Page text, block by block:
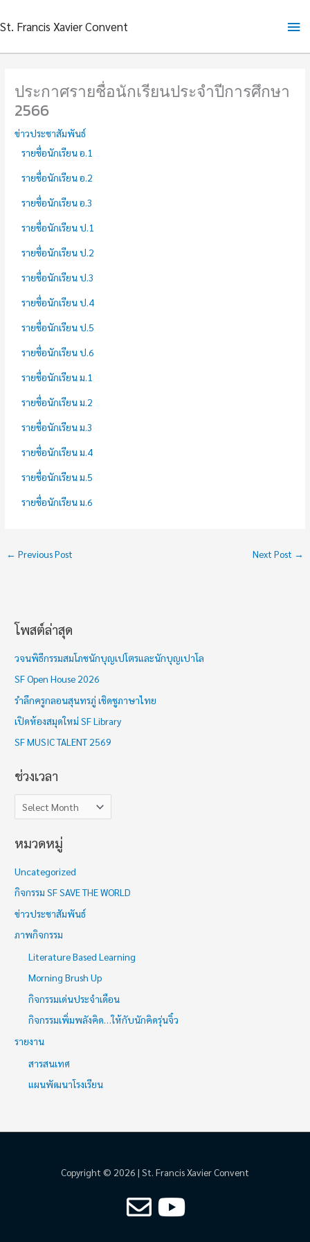
to
St. Francis Xavier Convent
ประกาศรายชื่อนักเรียนประจำปีการศึกษา
2566
ข่าวประชาสัมพันธ์
รายชื่อนักเรียน อ.1
รายชื่อนักเรียน อ.2
รายชื่อนักเรียน อ.3
รายชื่อนักเรียน ป.1
รายชื่อนักเรียน ป.2
รายชื่อนักเรียน ป.3
รายชื่อนักเรียน ป.4
รายชื่อนักเรียน ป.5
รายชื่อนักเรียน ป.6
รายชื่อนักเรียน ม.1
รายชื่อนักเรียน ม.2
รายชื่อนักเรียน ม.3
รายชื่อนักเรียน ม.4
รายชื่อนักเรียน ม.5
รายชื่อนักเรียน ม.6
← Previous Post Next Post →
โพสต์ล่าสุด
วจนพิธีกรรมสมโภชนักบุญเปโตรและนักบุญเปาโล
SF Open House 2026
รำลึกครูกลอนสุนทรภู่ เชิดชูภาษาไทย
เปิดห้องสมุดใหม่ SF Library
SF MUSIC TALENT 2569
ช่วงเวลา
ช่
ง
เ
ว
ล
า
หมวดหมู่
Uncategorized
กิจกรรม SF SAVE THE WORLD
ข่าวประชาสัมพันธ์
ภาพกิจกรรม
Literature Based Learning
Morning Brush Up
กิจกรรมเด่นประจำเดือน
กิจกรรมเพิ่มพลังคิด…ให้กับนักคิดรุ่นจิ๋ว
รายงาน
สารสนเทศ
แผนพัฒนาโรงเรียน
Copyright © 2026 | St. Francis Xavier Convent